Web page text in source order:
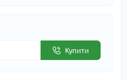
Купити